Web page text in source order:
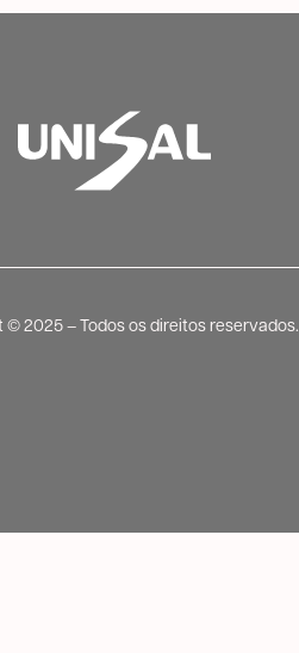
©️ 2025 – Todos os direitos reservados.